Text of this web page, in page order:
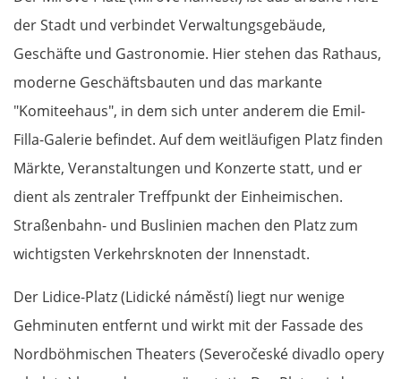
der Stadt und verbindet Verwaltungsgebäude,
Geschäfte und Gastronomie. Hier stehen das Rathaus,
moderne Geschäftsbauten und das markante
"Komiteehaus", in dem sich unter anderem die Emil-
Filla-Galerie befindet. Auf dem weitläufigen Platz finden
Märkte, Veranstaltungen und Konzerte statt, und er
dient als zentraler Treffpunkt der Einheimischen.
Straßenbahn- und Buslinien machen den Platz zum
wichtigsten Verkehrsknoten der Innenstadt.
Der Lidice-Platz (Lidické náměstí) liegt nur wenige
Gehminuten entfernt und wirkt mit der Fassade des
Nordböhmischen Theaters (Severočeské divadlo opery